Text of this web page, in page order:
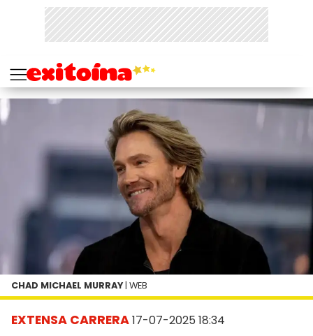
EXTENSA CARRERA17-07-2025 18:34
CHAD MICHAEL MURRAY| WEB